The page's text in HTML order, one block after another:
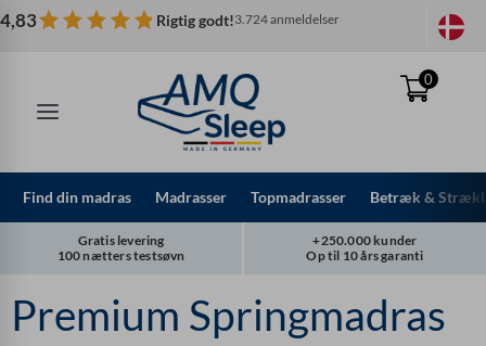
Spring
til
4,83 Rigtig godt!3.724 anmeldelser
0
Find din madras Madrasser Topmadrasser Betræk &
Gratis levering
100 nætters testsøvn
+250.000 kunder
Op til 10 års garanti
Premium Springmadras